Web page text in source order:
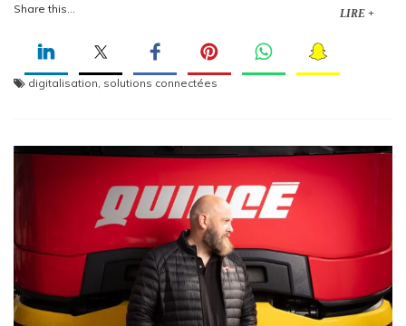
Share this... LIRE +
digitalisation solutions connectées